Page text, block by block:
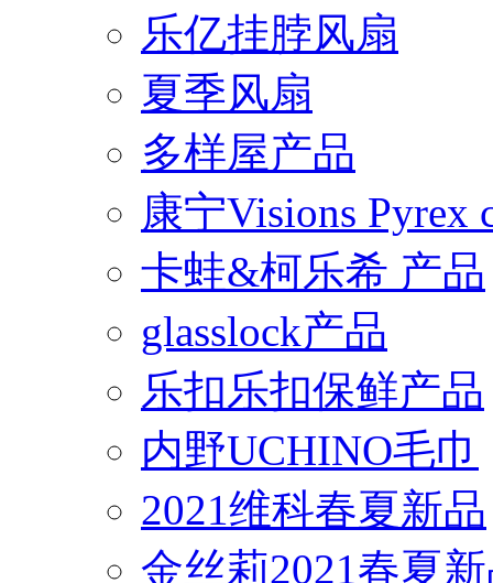
乐亿挂脖风扇
夏季风扇
多样屋产品
康宁Visions Pyrex
卡蛙&柯乐希 产品
glasslock产品
乐扣乐扣保鲜产品
内野UCHINO毛巾
2021维科春夏新品
金丝莉2021春夏